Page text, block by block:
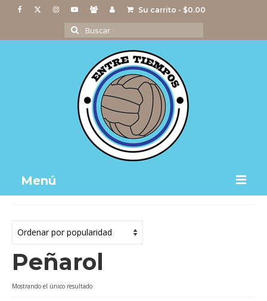
Su carrito - $0.00
Buscar
por:
Menú
Actividades
Imágenes
Videos
Peñarol
Mostrando el único resultado